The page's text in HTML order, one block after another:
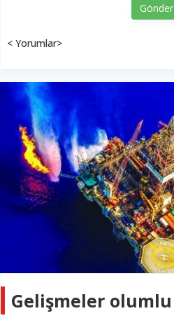
Gönder
< Yorumlar>
Gelişmeler olumlu